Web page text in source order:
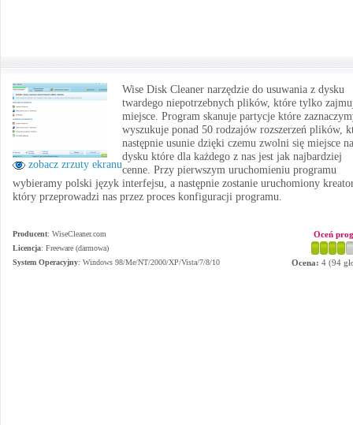
zobacz zrzuty ekranu
Wise Disk Cleaner narzędzie do usuwania z dysku
twardego niepotrzebnych plików, które tylko
miejsce. Program skanuje partycje które
wyszukuje ponad 50 rodzajów rozszerzeń plików,
następnie usunie dzięki czemu zwolni się miejsce na
dysku które dla każdego z nas jest jak najbardziej
cenne. Przy pierwszym uruchomieniu programu
wybieramy polski język interfejsu, a następnie zostanie uruchomiony
który przeprowadzi nas przez proces konfiguracji programu.
Producent: WiseCleaner.com
Licencja: Freeware (darmowa)
System Operacyjny: Windows 98/Me/NT/2000/XP/Vista/7/8/10
Oceń
Ocena: 4 (94